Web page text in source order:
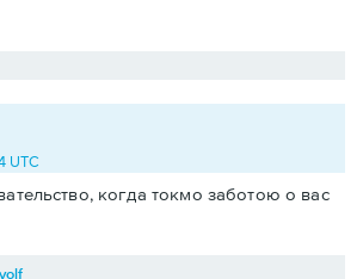
UTC
когда токмо заботою о вас